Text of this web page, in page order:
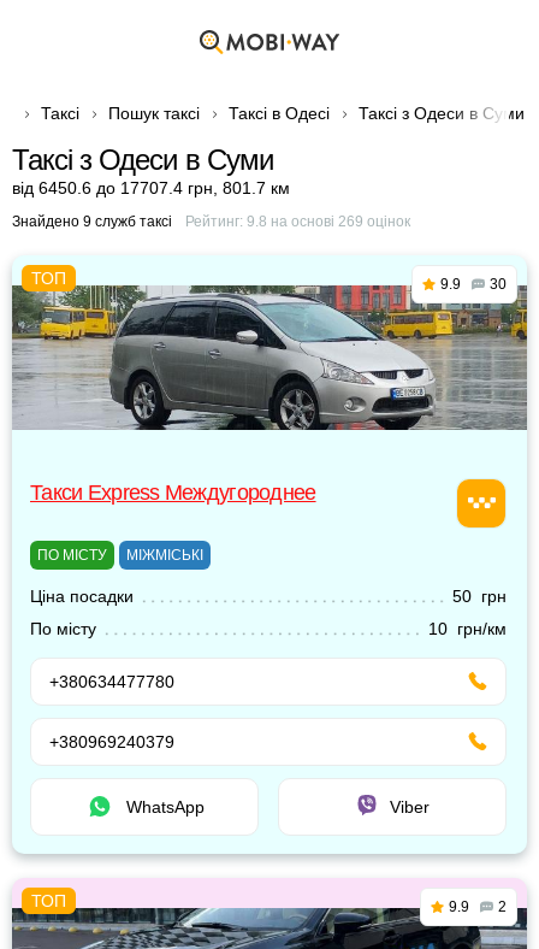
Таксі Пошук таксі Таксі в Одесі Таксі з Одеси в Суми
Таксі з Одеси в Суми
від 6450.6 до 17707.4 грн 801.7 км
Знайдено 9 служб таксі Рейтинг: 9.8 на основі 269 оцінок
9.9 30
Такси Express Междугороднее
ПО МІСТУ МІЖМІСЬКІ
Ціна посадки
50 грн
По місту
10 грн/км
+380634477780
+380969240379
WhatsApp Viber
9.9 2